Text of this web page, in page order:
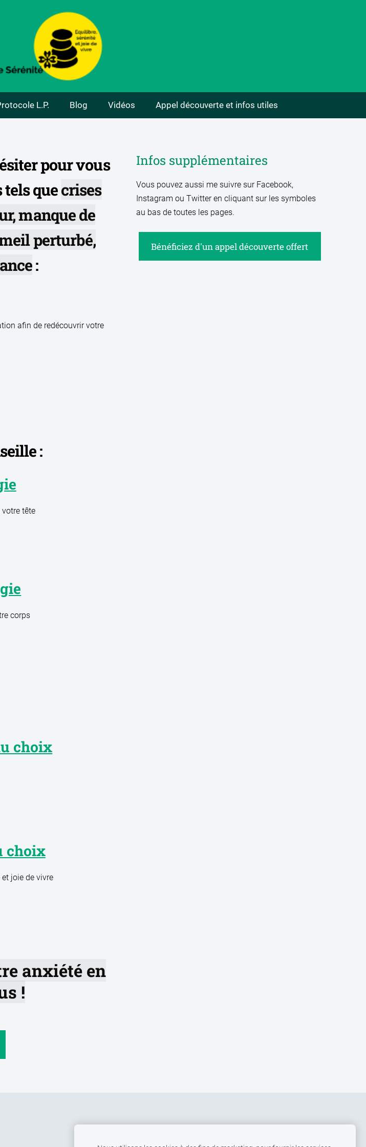
L.P. Blog Vidéos Appel découverte et infos utiles
pour vous
quecrises
manque de
perturbé,
:
afin de redécouvrir votre
:
tête
corps
choix
choix
joie de vivre
anxiété en
!
Infos supplémentaires
Vous pouvez aussi me suivre sur Facebook,
Instagram ou Twitter en cliquant sur les symboles
au bas de toutes les pages.
Bénéficiez d'un appel découverte offert